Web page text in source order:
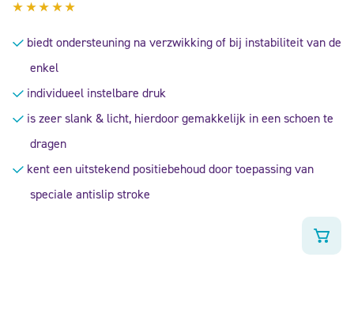
5.00 uit
5 biedt ondersteuning na verzwikking of bij instabiliteit van de
enkel
individueel instelbare druk
is zeer slank & licht, hierdoor gemakkelijk in een schoen te
dragen
kent een uitstekend positiebehoud door toepassing van
speciale antislip stroke